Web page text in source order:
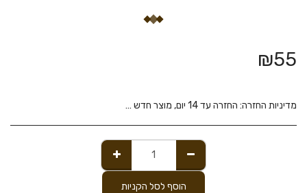
₪55
מדיניות החזרה: החזרה עד 14 יום, מוצר חדש בלבד כל עוד הוא ללא פגע ובאריזתו המקורית.
הוסף לסל הקניות